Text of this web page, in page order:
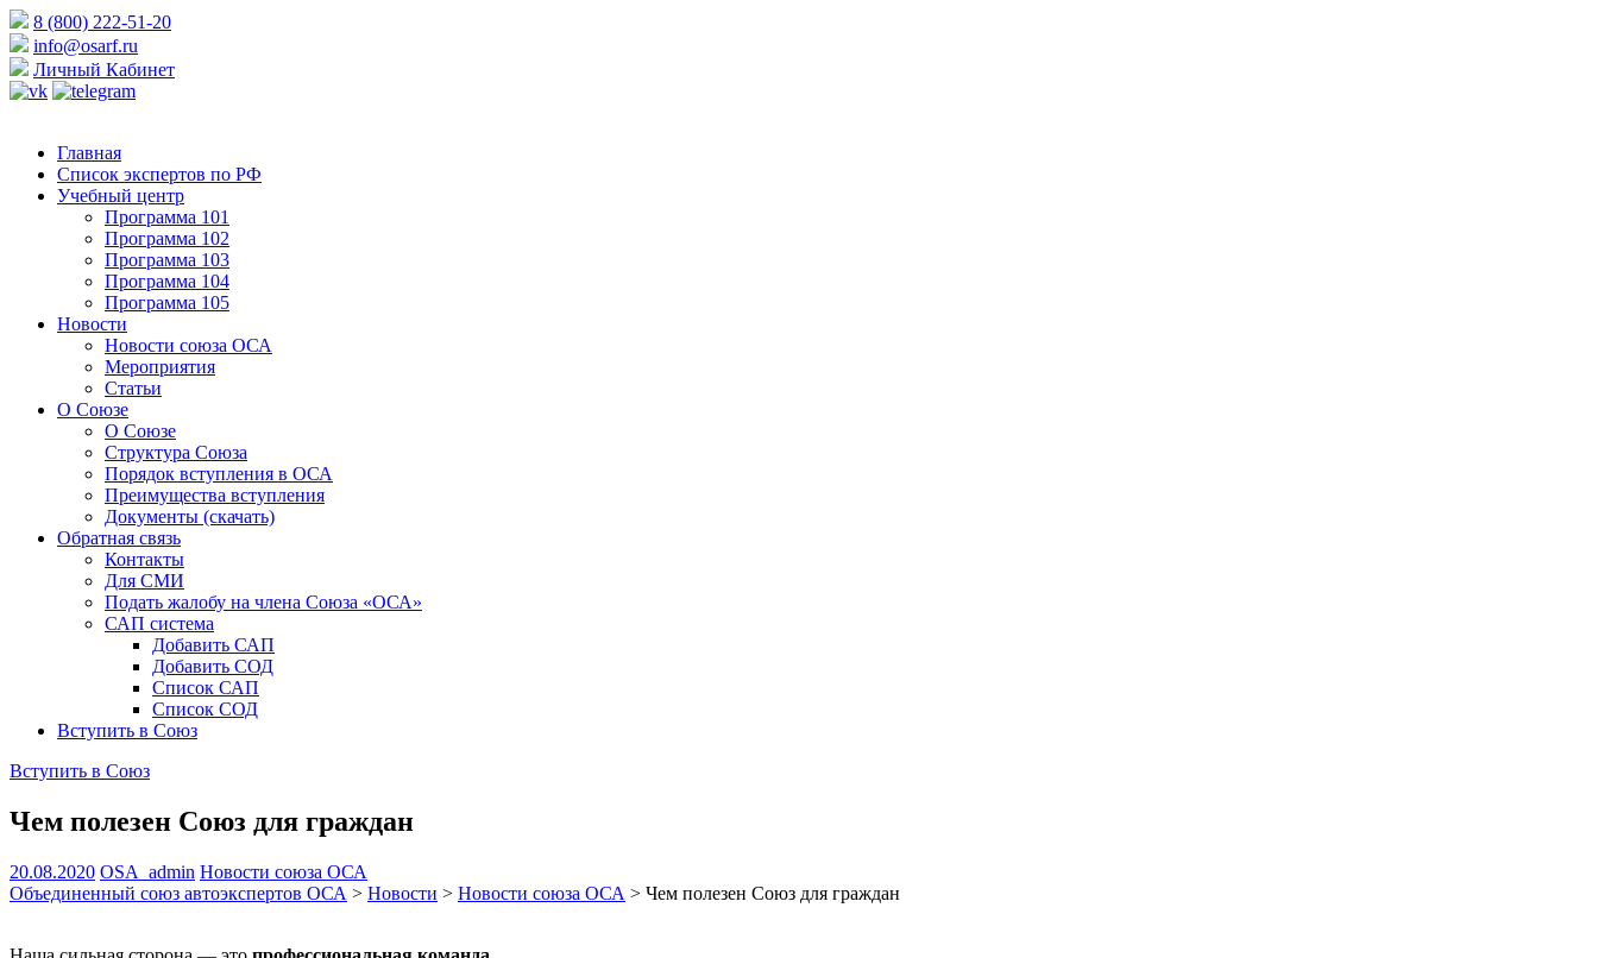
8 (800) 222-51-20
info@osarf.ru
Личный Кабинет
Главная
Список экспертов по РФ
Учебный центр
Программа 101
Программа 102
Программа 103
Программа 104
Программа 105
Новости
Новости союза ОСА
Мероприятия
Статьи
О Союзе
О Союзе
Структура Союза
Порядок вступления в ОСА
Преимущества вступления
Документы (скачать)
Обратная связь
Контакты
Для СМИ
Подать жалобу на члена Союза «ОСА»
САП система
Добавить САП
Добавить СОД
Список САП
Список СОД
Вступить в Союз
Вступить в Союз
Чем полезен Союз для граждан
20.08.2020 OSA_admin Новости союза ОСА
Объединенный союз автоэкспертов ОСА > Новости > Новости союза ОСА > Чем полезен Союз для граждан